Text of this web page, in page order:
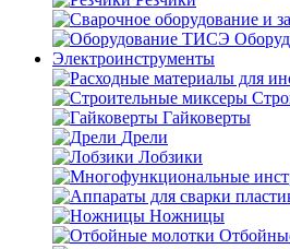
Электроинструменты
Гайковерты
Дрели
Лобзики
Ножницы